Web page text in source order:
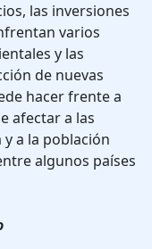
las inversiones
varios
y las
de nuevas
hacer frente a
afectar a las
a la población
algunos países